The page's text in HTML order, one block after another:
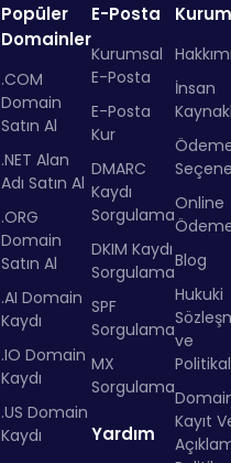
Popüler
Domainler
.COM
Domain
Satın Al
.NET Alan
Adı Satın Al
.ORG
Domain
Satın Al
.AI Domain
Kaydı
.IO Domain
Kaydı
.US Domain
Kaydı
E-Posta
Kurumsal
E-Posta
E-Posta
Kur
DMARC
Kaydı
Sorgulama
DKIM Kaydı
Sorgulama
SPF
Sorgulama
MX
Sorgulama
Yardım
İnsan
Online
Blog
Hukuki
ve
Kayıt